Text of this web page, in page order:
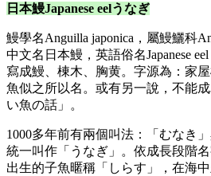
日本鰻Japanese eelうなぎ
鰻學名Anguilla japonica，屬鰻鱺科
中文名日本鰻，英語俗名Japanese
寫成鰻、棟木、胸黄。字源為：家
魚似之所以名。或有另一說，不能
い魚の話」。
1000多年前有兩個叫法：「むなき
統一叫作「うなぎ」。依成長段階
出生的子魚暱稱「しらす」，在海